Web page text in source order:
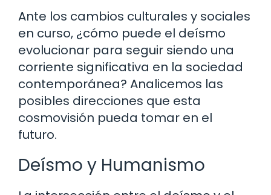
Ante los cambios culturales y sociales
en curso, ¿cómo puede el deísmo
evolucionar para seguir siendo una
corriente significativa en la sociedad
contemporánea? Analicemos las
posibles direcciones que esta
cosmovisión pueda tomar en el
futuro.
Deísmo y Humanismo